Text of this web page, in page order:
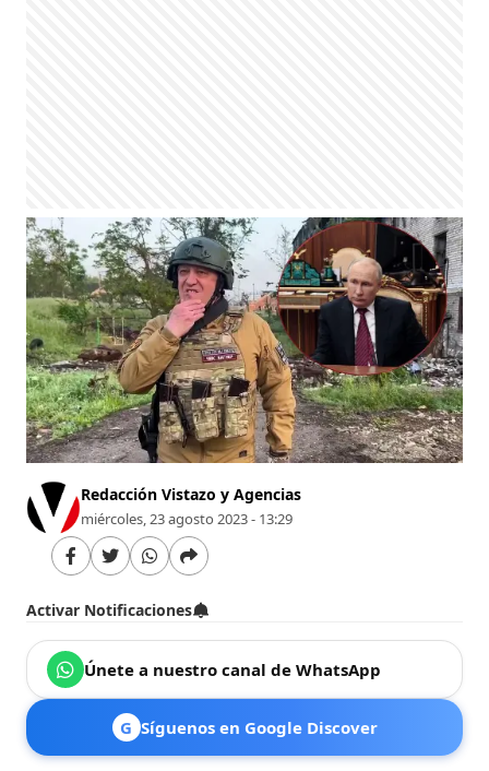
Redacción Vistazo y Agencias
miércoles, 23 agosto 2023 - 13:29
Activar Notificaciones
Únete a nuestro canal de WhatsApp
G Síguenos en Google Discover